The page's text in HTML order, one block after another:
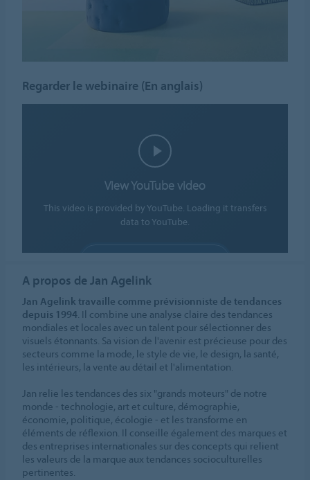
Regarder le webinaire (En anglais)
View YouTube video
This video is provided by YouTube. Loading it transfers
data to YouTube.
Cookie settings
A propos de Jan Agelink
Jan Agelink travaille comme prévisionniste de tendances
depuis 1994. Il combine une analyse claire des tendances
mondiales et locales avec un talent pour sélectionner des
visuels étonnants. Sa vision de l'avenir est précieuse pour des
secteurs comme la mode, le style de vie, le design, la santé,
les intérieurs, la vente au détail et l'alimentation.
Jan relie les tendances des six "grands moteurs" de notre
monde - technologie, art et culture, démographie,
économie, politique, écologie - et les transforme en
éléments de réflexion. Il conseille également des marques et
des entreprises internationales sur des concepts qui relient
les valeurs de la marque aux tendances socioculturelles
pertinentes.